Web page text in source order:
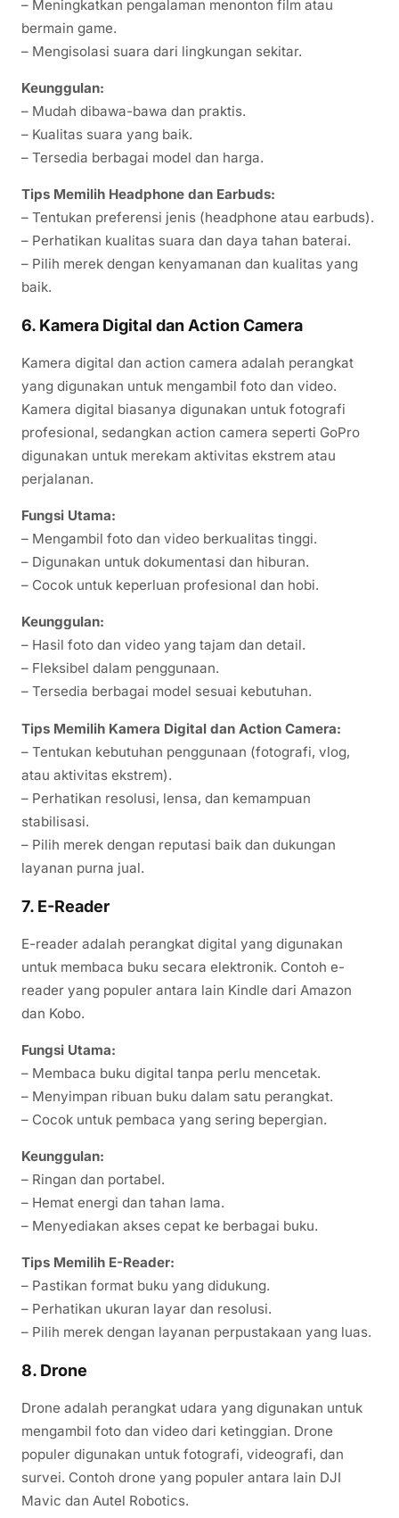
– Meningkatkan pengalaman menonton film atau
bermain game.
– Mengisolasi suara dari lingkungan sekitar.
Keunggulan:
– Mudah dibawa-bawa dan praktis.
– Kualitas suara yang baik.
– Tersedia berbagai model dan harga.
Tips Memilih Headphone dan Earbuds:
– Tentukan preferensi jenis (headphone atau earbuds).
– Perhatikan kualitas suara dan daya tahan baterai.
– Pilih merek dengan kenyamanan dan kualitas yang
baik.
6. Kamera Digital dan Action Camera
Kamera digital dan action camera adalah perangkat
yang digunakan untuk mengambil foto dan video.
Kamera digital biasanya digunakan untuk fotografi
profesional, sedangkan action camera seperti GoPro
digunakan untuk merekam aktivitas ekstrem atau
perjalanan.
Fungsi Utama:
– Mengambil foto dan video berkualitas tinggi.
– Digunakan untuk dokumentasi dan hiburan.
– Cocok untuk keperluan profesional dan hobi.
Keunggulan:
– Hasil foto dan video yang tajam dan detail.
– Fleksibel dalam penggunaan.
– Tersedia berbagai model sesuai kebutuhan.
Tips Memilih Kamera Digital dan Action Camera:
– Tentukan kebutuhan penggunaan (fotografi, vlog,
atau aktivitas ekstrem).
– Perhatikan resolusi, lensa, dan kemampuan
stabilisasi.
– Pilih merek dengan reputasi baik dan dukungan
layanan purna jual.
7. E-Reader
E-reader adalah perangkat digital yang digunakan
untuk membaca buku secara elektronik. Contoh e-
reader yang populer antara lain Kindle dari Amazon
dan Kobo.
Fungsi Utama:
– Membaca buku digital tanpa perlu mencetak.
– Menyimpan ribuan buku dalam satu perangkat.
– Cocok untuk pembaca yang sering bepergian.
Keunggulan:
– Ringan dan portabel.
– Hemat energi dan tahan lama.
– Menyediakan akses cepat ke berbagai buku.
Tips Memilih E-Reader:
– Pastikan format buku yang didukung.
– Perhatikan ukuran layar dan resolusi.
– Pilih merek dengan layanan perpustakaan yang luas.
8. Drone
Drone adalah perangkat udara yang digunakan untuk
mengambil foto dan video dari ketinggian. Drone
populer digunakan untuk fotografi, videografi, dan
survei. Contoh drone yang populer antara lain DJI
Mavic dan Autel Robotics.